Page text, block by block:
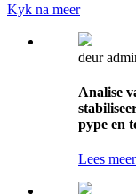
Kyk na meer
deur
Analise
pype en
Lees meer